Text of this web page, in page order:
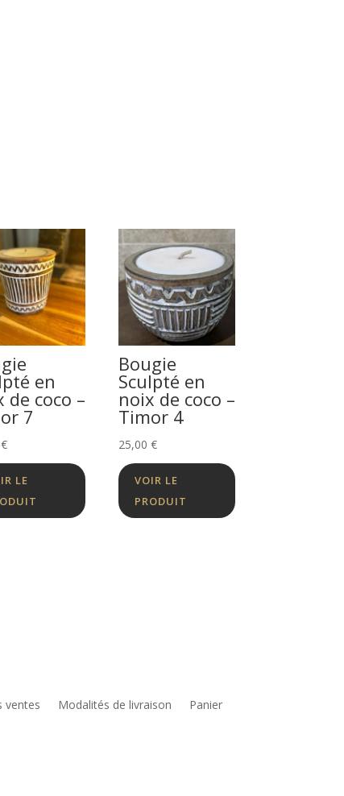
en
de coco –
7
€
LE
Bougie
Sculpté en
noix de coco –
Timor 4
25,00€
VOIR LE
PRODUIT
ventes Modalités de livraison Panier